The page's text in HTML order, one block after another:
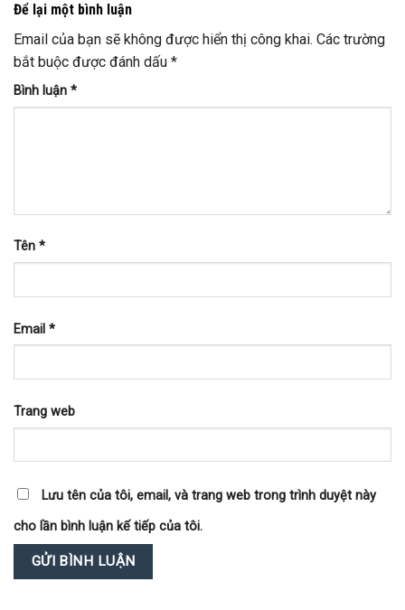
Để lại một bình luận
Email của bạn sẽ không được hiển thị công khai. Các trường
bắt buộc được đánh dấu *
Bình luận *
Tên *
Email *
Trang web
Lưu tên của tôi, email, và trang web trong trình duyệt này
cho lần bình luận kế tiếp của tôi.